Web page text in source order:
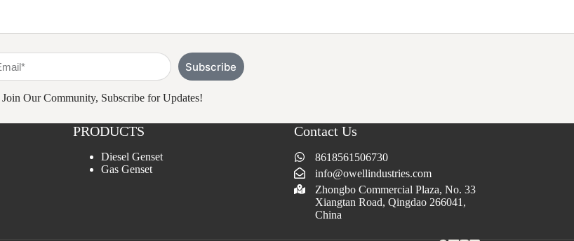
Subscribe
Join Our Community, Subscribe for Updates!
PRODUCTS
Diesel Genset
Gas Genset
Contact Us
8618561506730
info@owellindustries.com
Zhongbo Commercial Plaza, No. 33
Xiangtan Road, Qingdao 266041,
China